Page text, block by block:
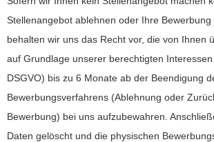
Stellenangebot ablehnen oder Ihre Bewerbung
behalten wir uns das Recht vor, die von Ihnen
auf Grundlage unserer berechtigten
DSGVO) bis zu 6 Monate ab der Beendigung
Bewerbungsverfahrens (Ablehnung oder
Bewerbung) bei uns aufzubewahren.
Daten gelöscht und die physischen